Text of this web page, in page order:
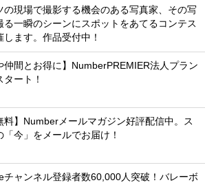
の現場で撮影する機会のある写真家、その写
る一瞬のシーンにスポットをあてるコンテス
します。作品受付中！
仲間とお得に】NumberPREMIER法人プラン
ート！
料】Numberメールマガジン好評配信中。ス
「今」をメールでお届け！
チャンネル登録者数60,000人突破！バレーボ